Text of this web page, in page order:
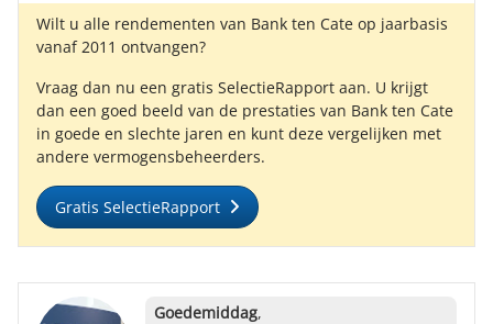
Wilt u alle rendementen van Bank ten Cate op jaarbasis
vanaf 2011 ontvangen?
Vraag dan nu een gratis SelectieRapport aan. U krijgt
dan een goed beeld van de prestaties van Bank ten Cate
in goede en slechte jaren en kunt deze vergelijken met
andere vermogensbeheerders.
Gratis SelectieRapport
Goedemiddag,